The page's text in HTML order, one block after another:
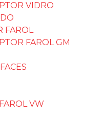
VIDRO
FAROL
FAROL GM
VW